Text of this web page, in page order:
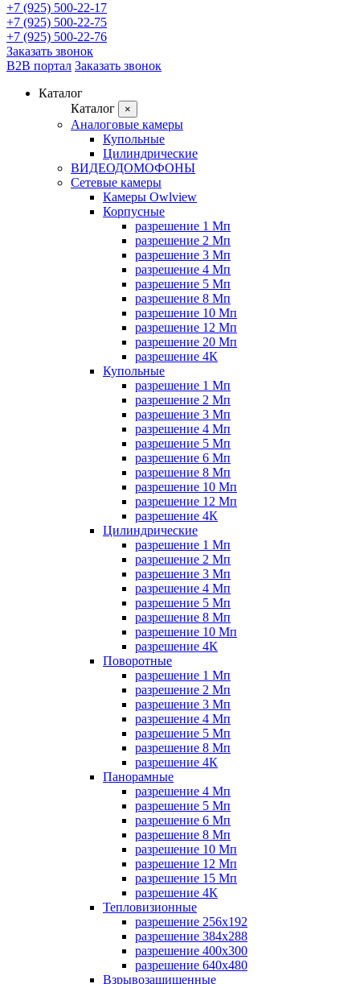
+7 (925) 500-22-17
+7 (925) 500-22-75
+7 (925) 500-22-76
Заказать звонок
B2B портал Заказать звонок
Каталог
Каталог
×
Аналоговые камеры
Купольные
Цилиндрические
ВИДЕОДОМОФОНЫ
Сетевые камеры
Камеры Owlview
Корпусные
разрешение 1 Мп
разрешение 2 Мп
разрешение 3 Мп
разрешение 4 Мп
разрешение 5 Мп
разрешение 8 Мп
разрешение 10 Мп
разрешение 12 Мп
разрешение 20 Мп
разрешение 4К
Купольные
разрешение 1 Мп
разрешение 2 Мп
разрешение 3 Мп
разрешение 4 Мп
разрешение 5 Мп
разрешение 6 Мп
разрешение 8 Мп
разрешение 10 Мп
разрешение 12 Мп
разрешение 4К
Цилиндрические
разрешение 1 Мп
разрешение 2 Мп
разрешение 3 Мп
разрешение 4 Мп
разрешение 5 Мп
разрешение 8 Мп
разрешение 10 Мп
разрешение 4К
Поворотные
разрешение 1 Мп
разрешение 2 Мп
разрешение 3 Мп
разрешение 4 Мп
разрешение 5 Мп
разрешение 8 Мп
разрешение 4К
Панорамные
разрешение 4 Мп
разрешение 5 Мп
разрешение 6 Мп
разрешение 8 Мп
разрешение 10 Мп
разрешение 12 Мп
разрешение 15 Мп
разрешение 4К
Тепловизионные
разрешение 256x192
разрешение 384х288
разрешение 400x300
разрешение 640х480
Взрывозащищенные